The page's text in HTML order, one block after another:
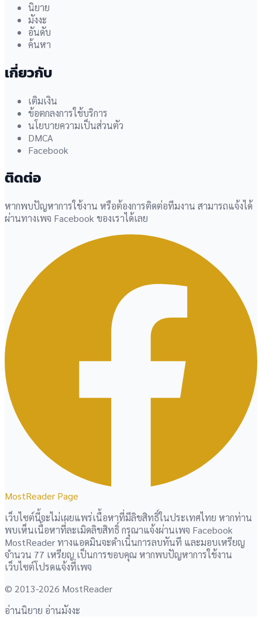
นิยาย
มังงะ
อันดับ
ค้นหา
เกี่ยวกับ
เติมเงิน
ข้อตกลงการใช้บริการ
นโยบายความเป็นส่วนตัว
DMCA
Facebook
ติดต่อ
หากพบปัญหาการใช้งาน หรือต้องการติดต่อทีมงาน สามารถแจ้งได้
ผ่านทางเพจ Facebook ของเราได้เลย
MostReader Page
เว็บไซต์นี้จะไม่เผยแพร่เนื้อหาที่มีลิขสิทธิ์ในประเทศไทย หากท่าน
พบเห็นเนื้อหาที่ละเมิดลิขสิทธิ์ กรุณาแจ้งผ่านเพจ Facebook
MostReader ทางแอดมินจะดำเนินการลบทันที และมอบเหรียญ
จำนวน 77 เหรียญ เป็นการขอบคุณ หากพบปัญหาการใช้งาน
เว็บไซต์โปรดแจ้งที่เพจ
© 2013-2026 MostReader
อ่านนิยาย อ่านมังงะ